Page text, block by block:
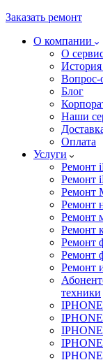
Заказать ремонт
О компании
О
Вопрос-
Блог
Наши
Оплата
Услуги
Ремонт
Ремонт
Ремонт
Ремонт
Ремонт
Ремонт
Ремонт
Ремонт
Ремонт
техники